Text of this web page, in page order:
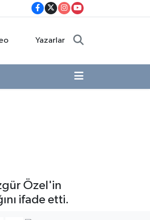
Yazarlar
Özel'in
ifade etti.